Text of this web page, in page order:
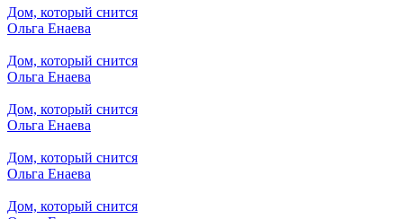
Дом, который снится
Ольга Енаева
Дом, который снится
Ольга Енаева
Дом, который снится
Ольга Енаева
Дом, который снится
Ольга Енаева
Дом, который снится